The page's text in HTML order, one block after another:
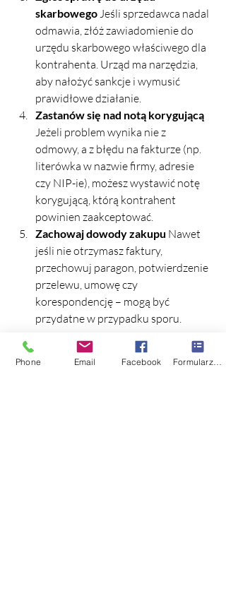
skarbowego Jeśli sprzedawca nadal
odmawia, złóż zawiadomienie do
urzędu skarbowego właściwego dla
kontrahenta. Urząd ma narzędzia,
aby nałożyć sankcje i wymusić
prawidłowe działanie.
Zastanów się nad notą korygującą
Jeżeli problem wynika nie z
odmowy, a z błędu na fakturze (np.
literówka w nazwie firmy, adresie
czy NIP-ie), możesz wystawić notę
korygującą, którą kontrahent
powinien zaakceptować.
Zachowaj dowody zakupu Nawet
jeśli nie otrzymasz faktury,
przechowuj paragon, potwierdzenie
przelewu, umowę czy
korespondencję – mogą być
przydatne w przypadku sporu.
Dlaczego nie warto
Phone Email Facebook Formularz kontaktowy